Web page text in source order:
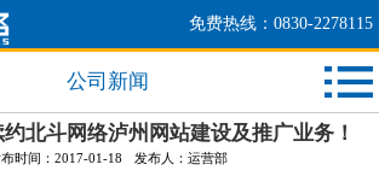
免费热线：0830-2278115
公司新闻
北斗网络泸州网站建设及推广业务！
布时间：2017-01-18 发布人：运营部